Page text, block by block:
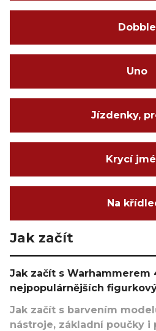
Dobble
Uno
Jízdenky,
Krycí
Na
Jak začít
Jak začít s Warhammerem
nejpopulárnějších
Jak začít s barvením
nástroje, základní poučky